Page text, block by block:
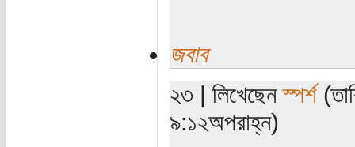
জবাব
২৩ | লিখেছেনস্পর্শ
৯:১২অপরাহ্ন)